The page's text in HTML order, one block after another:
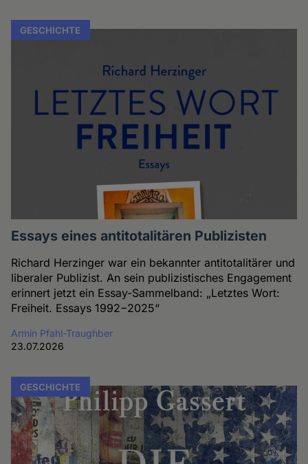
GESCHICHTE
Essays eines antitotalitären Publizisten
Richard Herzinger war ein bekannter antitotalitärer und
liberaler Publizist. An sein publizistisches Engagement
erinnert jetzt ein Essay-Sammelband: „Letztes Wort:
Freiheit. Essays 1992−2025“
Armin Pfahl-Traughber
23.07.2026
GESCHICHTE